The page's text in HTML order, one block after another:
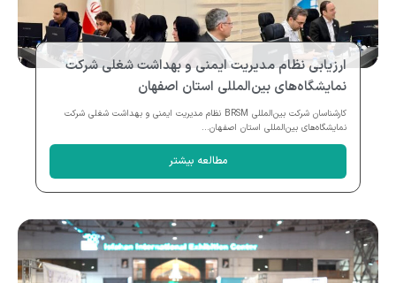
ارزیابی نظام مدیریت ایمنی و بهداشت شغلی شرکت
نمایشگاه‌های بین‌المللی استان اصفهان
کارشناسان شرکت بین‌المللی BRSM نظام مدیریت ایمنی و بهداشت شغلی شرکت
نمایشگاه‌های بین‌المللی استان اصفهان...
مطالعه بیشتر